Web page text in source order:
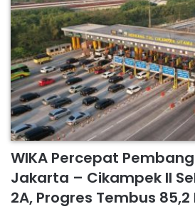
WIKA Percepat
Jakarta – Cikampek II
2A, Progres Tembus 85,2